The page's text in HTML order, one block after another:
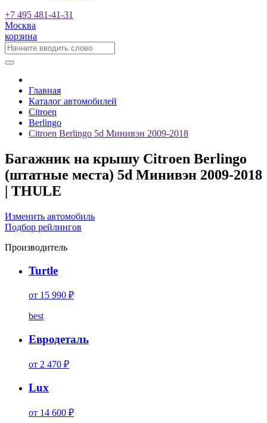
+7 495 481-41-31
Москва
корзина
Главная
Каталог автомобилей
Citroen
Berlingo
Citroen Berlingo 5d Минивэн 2009-2018
Багажник на крышу Citroen Berlingo
(штатные места) 5d Минивэн 2009-2018
| THULE
Изменить автомобиль
Подбор рейлингов
Производитель
Turtle
от 15 990 ₽
best
Евродеталь
от 2 470 ₽
Lux
от 14 600 ₽